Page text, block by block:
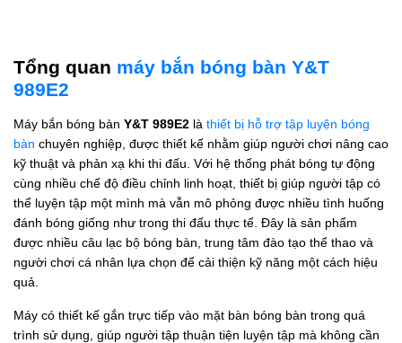
Tổng quan máy bắn bóng bàn Y&T
989E2
Máy bắn bóng bàn Y&T 989E2 là thiết bị hỗ trợ tập luyện bóng
bàn chuyên nghiệp, được thiết kế nhằm giúp người chơi nâng cao
kỹ thuật và phản xạ khi thi đấu. Với hệ thống phát bóng tự động
cùng nhiều chế độ điều chỉnh linh hoạt, thiết bị giúp người tập có
thể luyện tập một mình mà vẫn mô phỏng được nhiều tình huống
đánh bóng giống như trong thi đấu thực tế. Đây là sản phẩm
được nhiều câu lạc bộ bóng bàn, trung tâm đào tạo thể thao và
người chơi cá nhân lựa chọn để cải thiện kỹ năng một cách hiệu
quả.
Máy có thiết kế gắn trực tiếp vào mặt bàn bóng bàn trong quá
trình sử dụng, giúp người tập thuận tiện luyện tập mà không cần